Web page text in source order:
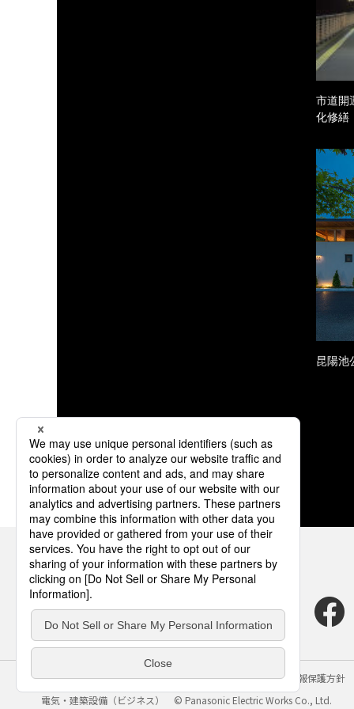
市道開
化修繕
昆陽
サイトのご利用にあたって クッキーポリシー
個人情報保護方針
電気・建築設備（ビジネス）
© Panasonic Electric Works Co., Ltd.